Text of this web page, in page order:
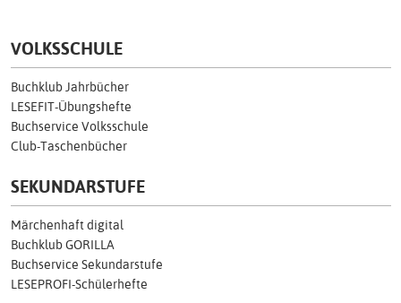
VOLKSSCHULE
Buchklub Jahrbücher
LESEFIT-Übungshefte
Buchservice Volksschule
Club-Taschenbücher
SEKUNDARSTUFE
Märchenhaft digital
Buchklub GORILLA
Buchservice Sekundarstufe
LESEPROFI-Schülerhefte